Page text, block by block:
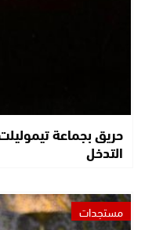
حريق بجماعة
التدخل
مستجدات